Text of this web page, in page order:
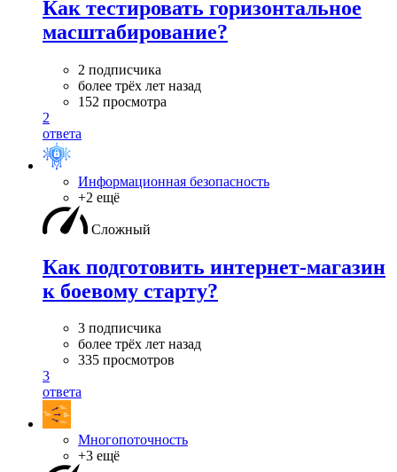
Как тестировать горизонтальное
масштабирование?
2 подписчика
более трёх лет назад
152 просмотра
2
ответа
Информационная безопасность
+2 ещё
Сложный
Как подготовить интернет-магазин
к боевому старту?
3 подписчика
более трёх лет назад
335 просмотров
3
ответа
Многопоточность
+3 ещё